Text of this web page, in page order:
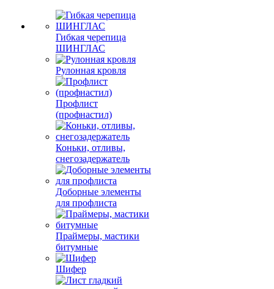
Гибкая черепица
ШИНГЛАС
Рулонная кровля
Профлист
(профнастил)
Коньки, отливы,
снегозадержатель
Доборные элементы
для профлиста
Праймеры, мастики
битумные
Шифер